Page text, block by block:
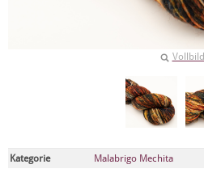
Vollbild
Kategorie
Malabrigo Mechita